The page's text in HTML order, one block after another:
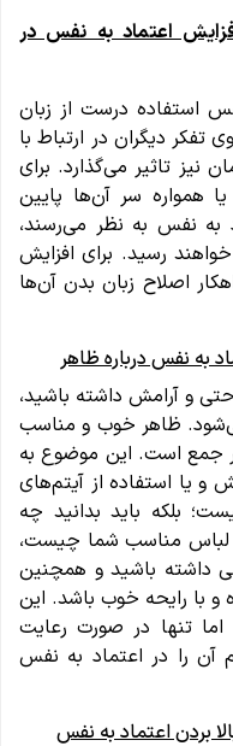
اعتماد به نفس در
استفاده درست از زبان
تفکر دیگران در ارتباط با
نیز تاثیر می‌گذارد. برای
همواره سر آن‌ها پایین
به نفس به نظر می‌رسند،
رسید. برای افزایش
اصلاح زبان بدن آن‌ها
به نفس درباره ظاهر
و آرامش داشته باشید،
ظاهر خوب و مناسب
جمع است. این موضوع به
و یا استفاده از آیتم‌های
بلکه باید بدانید چه
لباس مناسب شما چیست،
داشته باشید و همچنین
و با رایحه خوب باشد. این
تنها در صورت رعایت
آن را در اعتماد به نفس
بردن اعتماد به نفس